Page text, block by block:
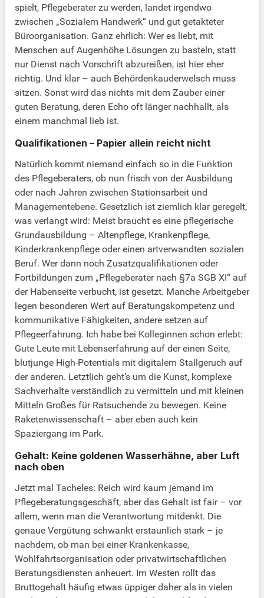
spielt, Pflegeberater zu werden, landet irgendwo
zwischen „Sozialem Handwerk“ und gut getakteter
Büroorganisation. Ganz ehrlich: Wer es liebt, mit
Menschen auf Augenhöhe Lösungen zu basteln, statt
nur Dienst nach Vorschrift abzureißen, ist hier eher
richtig. Und klar – auch Behördenkauderwelsch muss
sitzen. Sonst wird das nichts mit dem Zauber einer
guten Beratung, deren Echo oft länger nachhallt, als
einem manchmal lieb ist.
Qualifikationen – Papier allein reicht nicht
Natürlich kommt niemand einfach so in die Funktion
des Pflegeberaters, ob nun frisch von der Ausbildung
oder nach Jahren zwischen Stationsarbeit und
Managementebene. Gesetzlich ist ziemlich klar geregelt,
was verlangt wird: Meist braucht es eine pflegerische
Grundausbildung – Altenpflege, Krankenpflege,
Kinderkrankenpflege oder einen artverwandten sozialen
Beruf. Wer dann noch Zusatzqualifikationen oder
Fortbildungen zum „Pflegeberater nach §7a SGB XI“ auf
der Habenseite verbucht, ist gesetzt. Manche Arbeitgeber
legen besonderen Wert auf Beratungskompetenz und
kommunikative Fähigkeiten, andere setzen auf
Pflegeerfahrung. Ich habe bei Kolleginnen schon erlebt:
Gute Leute mit Lebenserfahrung auf der einen Seite,
blutjunge High-Potentials mit digitalem Stallgeruch auf
der anderen. Letztlich geht’s um die Kunst, komplexe
Sachverhalte verständlich zu vermitteln und mit kleinen
Mitteln Großes für Ratsuchende zu bewegen. Keine
Raketenwissenschaft – aber eben auch kein
Spaziergang im Park.
Gehalt: Keine goldenen Wasserhähne, aber Luft
nach oben
Jetzt mal Tacheles: Reich wird kaum jemand im
Pflegeberatungsgeschäft, aber das Gehalt ist fair – vor
allem, wenn man die Verantwortung mitdenkt. Die
genaue Vergütung schwankt erstaunlich stark – je
nachdem, ob man bei einer Krankenkasse,
Wohlfahrtsorganisation oder privatwirtschaftlichen
Beratungsdiensten anheuert. Im Westen rollt das
Bruttogehalt häufig etwas üppiger daher als in vielen